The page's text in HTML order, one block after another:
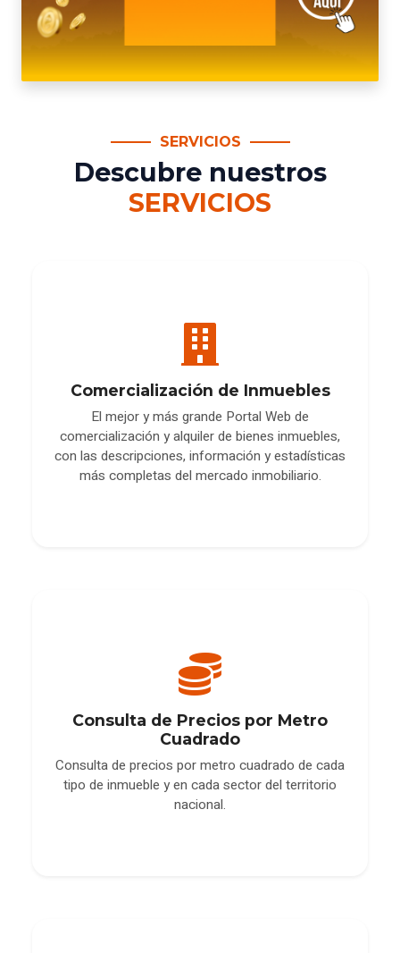
SERVICIOS
Descubre nuestros
SERVICIOS
Comercialización de Inmuebles
El mejor y más grande Portal Web de
comercialización y alquiler de bienes inmuebles,
con las descripciones, información y estadísticas
más completas del mercado inmobiliario.
Consulta de Precios por Metro
Cuadrado
Consulta de precios por metro cuadrado de cada
tipo de inmueble y en cada sector del territorio
nacional.